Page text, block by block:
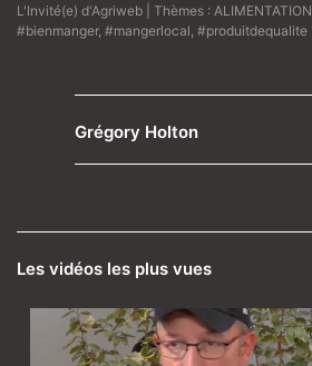
L'Invité(e) d'Agriweb | Thèmes : ALIMENTATION
#bienmanger, #mangerlocal #produitdequalite
Grégory Holton
Les vidéos les plus vues